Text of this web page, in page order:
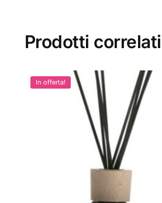
Prodotti correlati
In offerta!